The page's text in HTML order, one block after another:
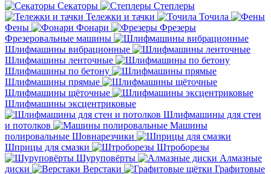
Секаторы
Степлеры
Тележки и тачки
Точила
Фены
Фонари
Фрезеры
Фрезеровальные машины
Шлифмашины вибрационные
Шлифмашины ленточные
Шлифмашины по бетону
Шлифмашины прямые
Шлифмашины щёточные
Шлифмашины эксцентриковые
Шлифмашины для стен
и потолков
Машины
полировальные Шовнарезчики
Шприцы для смазки
Штроборезы
Шуруповёрты
Алмазные
диски
Верстаки
Графитовые